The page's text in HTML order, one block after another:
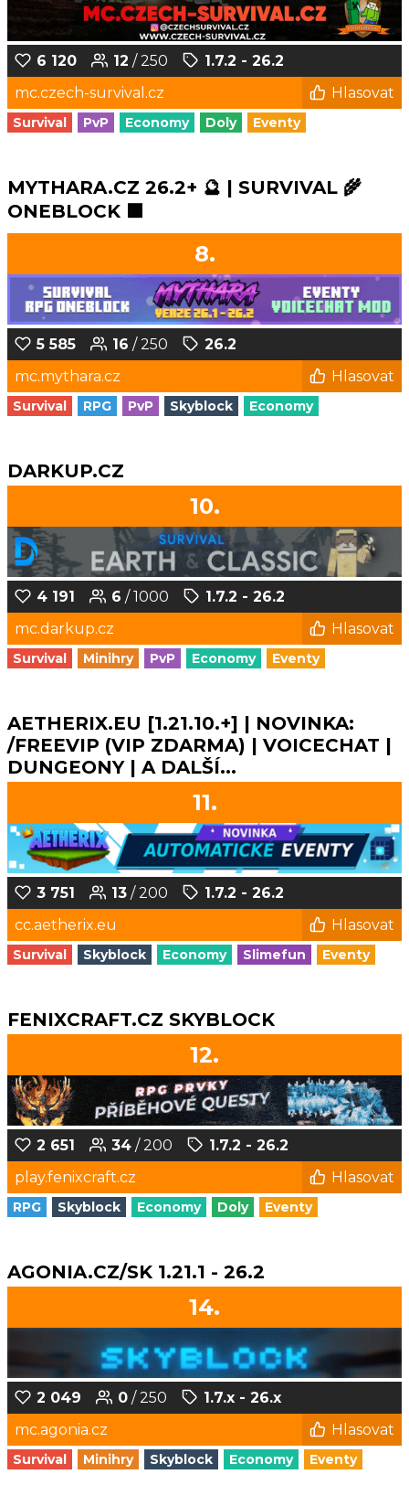
6 120 12 / 250
1.7.2 - 26.2
mc.czech-survival.cz
Hlasovat
Survival PvP Economy Doly Eventy
MYTHARA.CZ 26.2+ 🔮 | SURVIVAL 🌾
ONEBLOCK 🟩
8.
5 585 16 / 250
26.2
mc.mythara.cz
Hlasovat
Survival RPG PvP Skyblock Economy
DARKUP.CZ
10.
4 191 6 / 1000
1.7.2 - 26.2
mc.darkup.cz
Hlasovat
Survival Minihry PvP Economy Eventy
AETHERIX.EU [1.21.10.+] | NOVINKA:
/FREEVIP (VIP ZDARMA) | VOICECHAT |
DUNGEONY | A DALŠÍ...
11.
3 751 13 / 200
1.7.2 - 26.2
cc.aetherix.eu
Hlasovat
Survival Skyblock Economy Slimefun Eventy
FENIXCRAFT.CZ SKYBLOCK
12.
2 651 34 / 200
1.7.2 - 26.2
play.fenixcraft.cz
Hlasovat
RPG Skyblock Economy Doly Eventy
AGONIA.CZ/SK 1.21.1 - 26.2
14.
2 049 0 / 250
1.7.x - 26.x
mc.agonia.cz
Hlasovat
Survival Minihry Skyblock Economy Eventy